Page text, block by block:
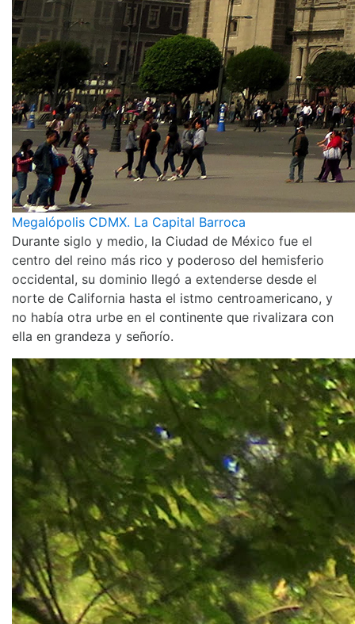
Megalópolis CDMX. La Capital Barroca
Durante siglo y medio, la Ciudad de México fue el
centro del reino más rico y poderoso del hemisferio
occidental, su dominio llegó a extenderse desde el
norte de California hasta el istmo centroamericano, y
no había otra urbe en el continente que rivalizara con
ella en grandeza y señorío.